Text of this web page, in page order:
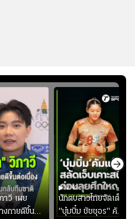
าวี เผย
งกายดีขึ้น
02:40
นักตบสาวไทยจัดเต็ม
"บุ๋มบิ๋ม ชัชชุอร" คัม